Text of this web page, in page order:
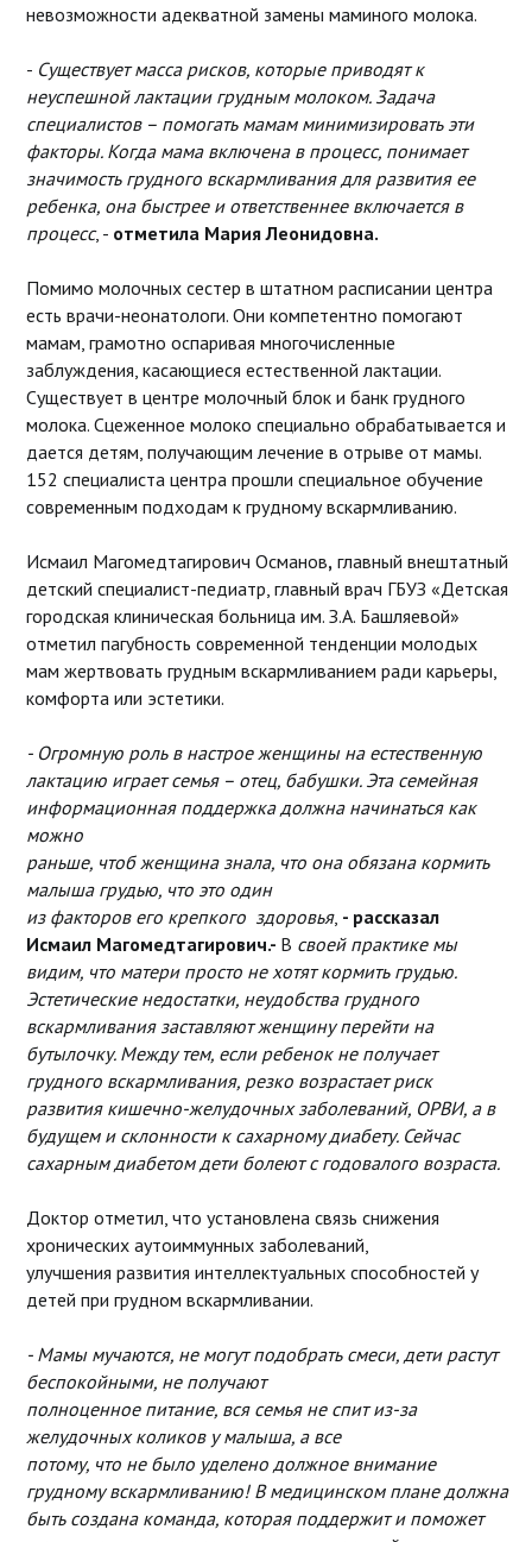
невозможности адекватной замены маминого молока.
- Существует масса рисков, которые приводят к
неуспешной лактации грудным молоком. Задача
специалистов – помогать мамам минимизировать эти
факторы. Когда мама включена в процесс, понимает
значимость грудного вскармливания для развития ее
ребенка, она быстрее и ответственнее включается в
процесс, - отметила Мария Леонидовна.
Помимо молочных сестер в штатном расписании центра
есть врачи-неонатологи. Они компетентно помогают
мамам, грамотно оспаривая многочисленные
заблуждения, касающиеся естественной лактации.
Существует в центре молочный блок и банк грудного
молока. Сцеженное молоко специально обрабатывается и
дается детям, получающим лечение в отрыве от мамы.
152 специалиста центра прошли специальное обучение
современным подходам к грудному вскармливанию.
Исмаил Магомедтагирович Османов, главный внештатный
детский специалист-педиатр, главный врач ГБУЗ «Детская
городская клиническая больница им. З.А. Башляевой»
отметил пагубность современной тенденции молодых
мам жертвовать грудным вскармливанием ради карьеры,
комфорта или эстетики.
- Огромную роль в настрое женщины на естественную
лактацию играет семья – отец, бабушки. Эта семейная
информационная поддержка должна начинаться как
можно
раньше, чтоб женщина знала, что она обязана кормить
малыша грудью, что это один
из факторов его крепкого здоровья, - рассказал
Исмаил Магомедтагирович.- В своей практике мы
видим, что матери просто не хотят кормить грудью.
Эстетические недостатки, неудобства грудного
вскармливания заставляют женщину перейти на
бутылочку. Между тем, если ребенок не получает
грудного вскармливания, резко возрастает риск
развития кишечно-желудочных заболеваний, ОРВИ, а в
будущем и склонности к сахарному диабету. Сейчас
сахарным диабетом дети болеют с годовалого возраста.
Доктор отметил, что установлена связь снижения
хронических аутоиммунных заболеваний,
улучшения развития интеллектуальных способностей у
детей при грудном вскармливании.
- Мамы мучаются, не могут подобрать смеси, дети растут
беспокойными, не получают
полноценное питание, вся семья не спит из-за
желудочных коликов у малыша, а все
потому, что не было уделено должное внимание
грудному вскармливанию! В медицинском плане должна
быть создана команда, которая поддержит и поможет